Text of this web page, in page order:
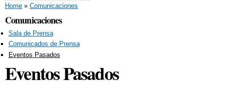
You are here
Home » Comunicaciones
Comunicaciones
Sala de Prensa
Comunicados de Prensa
Eventos Pasados
Eventos Pasados